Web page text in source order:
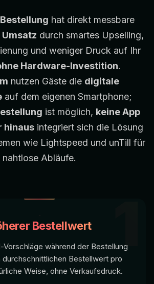
hat direkt messbare
durch smartes Upselling,
und weniger Druck auf Ihr
Hardware-Investition.
nutzen Gäste die digitale
auf dem eigenen Smartphone;
ist möglich, keine App
hinausintegriert sich die Lösung
wie Lightspeed und unTill für
nahtlose Abläufe.
1
Bestellwert
Vorschläge während der Bestellung
durchschnittlichen Bestellwert pro
Weise, ohne Verkaufsdruck.